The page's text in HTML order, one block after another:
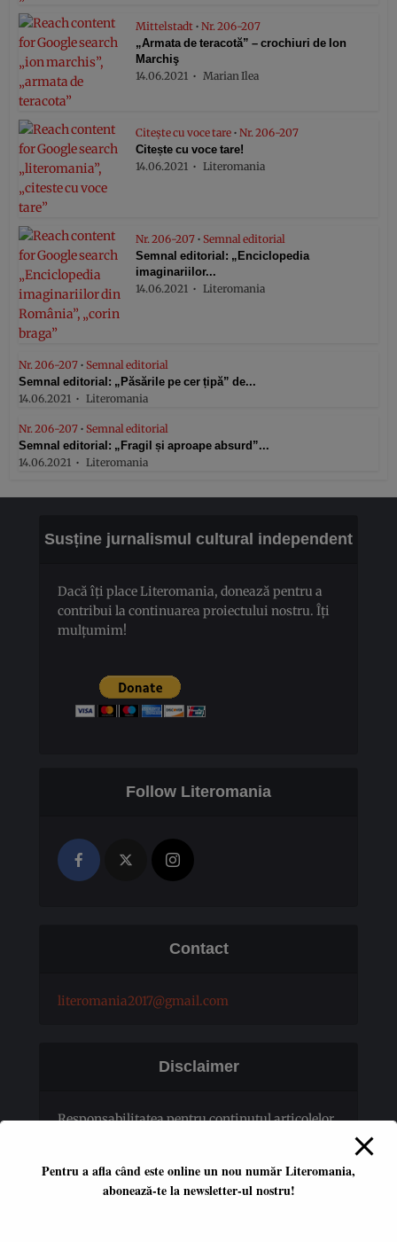
Mittelstadt • Nr. 206-207
„Armata de teracotă” – crochiuri de Ion
Marchiş
14.06.2021
Marian Ilea
Citește cu voce tare • Nr. 206-207
Citește cu voce tare!
14.06.2021
Literomania
Nr. 206-207 • Semnal editorial
Semnal editorial: „Enciclopedia
imaginariilor...
14.06.2021
Literomania
Nr. 206-207 • Semnal editorial
Semnal editorial: „Păsările pe cer țipă” de...
14.06.2021
Literomania
Nr. 206-207 • Semnal editorial
Semnal editorial: „Fragil și aproape absurd”...
14.06.2021
Literomania
Susține jurnalismul cultural independent
Dacă îți place Literomania, donează pentru a
contribui la continuarea proiectului nostru. Îți
mulțumim!
Follow Literomania
Contact
literomania2017@gmail.com
Disclaimer
Responsabilitatea pentru conţinutul articolelor
Pentru a afla când este online un nou număr Literomania,
abonează-te la newsletter-ul nostru!